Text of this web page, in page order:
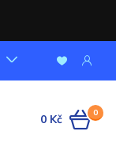
0
0 Kč